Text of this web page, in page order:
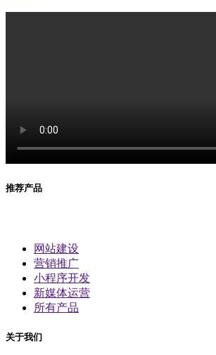
推荐产品
网站建设
营销推广
小程序开发
新媒体运营
所有产品
关于我们